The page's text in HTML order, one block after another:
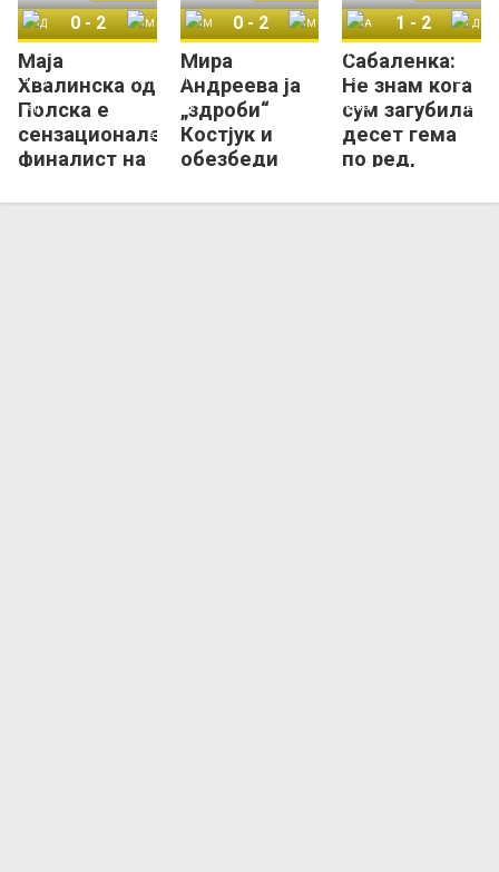
Маја
Хвалинска од
Полска е
сензационален
финалист на
Дијана Шнајдер
0 - 2
Мира
Андреева ја
„здроби“
Костјук и
обезбеди
Слем
Марта Костјук
0- 2
Сабаленка:
Не знам кога
сум загубила
десет гема
по ред,
повлечам од
Арина Сабаленка
1 - 2